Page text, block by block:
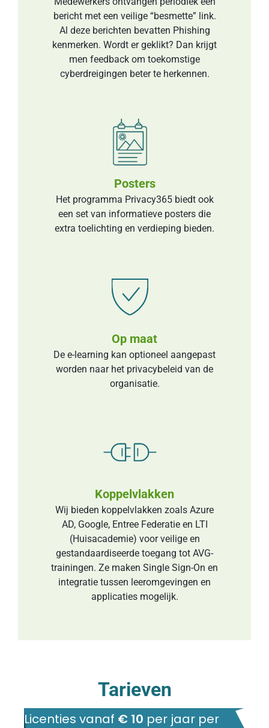
bericht met een veilige “besmette” link.
Al deze berichten bevatten Phishing
kenmerken. Wordt er geklikt? Dan krijgt
men feedback om toekomstige
cyberdreigingen beter te herkennen.
Posters
Het programma Privacy365 biedt ook
een set van informatieve posters die
extra toelichting en verdieping bieden.
Op maat
De e-learning kan optioneel aangepast
worden naar het privacybeleid van de
organisatie.
Koppelvlakken
Wĳ bieden koppelvlakken zoals Azure
AD, Google, Entree Federatie en LTI
(Huisacademie) voor veilige en
gestandaardiseerde toegang tot AVG-
trainingen. Ze maken Single Sign-On en
integratie tussen leeromgevingen en
applicaties mogelĳk.
Tarieven
Licenties vanaf € 10 per jaar per